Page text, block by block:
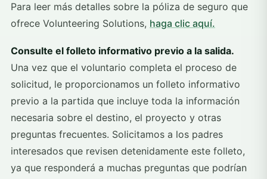
Para leer más detalles sobre la póliza de seguro que
ofrece Volunteering Solutions, haga clic aquí.
Consulte el folleto informativo previo a la salida.
Una vez que el voluntario completa el proceso de
solicitud, le proporcionamos un folleto informativo
previo a la partida que incluye toda la información
necesaria sobre el destino, el proyecto y otras
preguntas frecuentes. Solicitamos a los padres
interesados que revisen detenidamente este folleto,
ya que responderá a muchas preguntas que podrían